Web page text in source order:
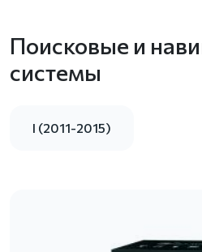
Поисковые и
системы
I (2011-2015)